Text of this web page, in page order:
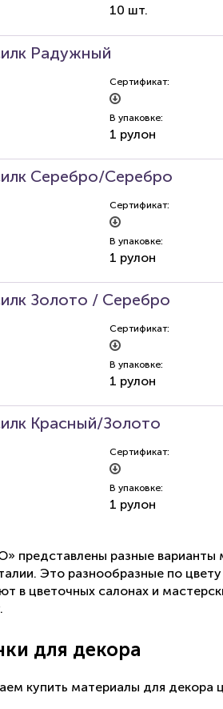
10 шт.
Радужный
Сертификат:
В упаковке:
1 рулон
Серебро/Серебро
Сертификат:
В упаковке:
1 рулон
Золото / Серебро
Сертификат:
В упаковке:
1 рулон
Красный/Золото
Сертификат:
В упаковке:
1 рулон
представлены разные варианты
Это разнообразные по
в цветочных салонах и
для декора
купить материалы для декора